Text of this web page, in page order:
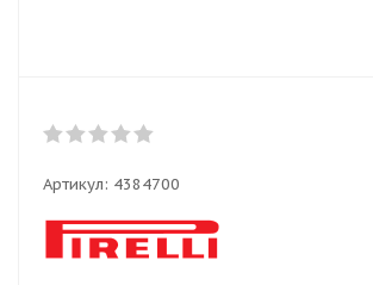
Артикул: 4384700